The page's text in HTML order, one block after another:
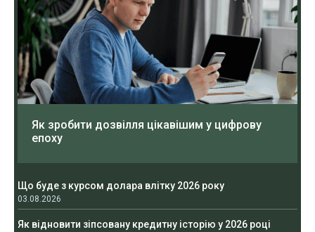
Як зробити дозвілля цікавішим у цифрову
епоху
Що буде з курсом долара влітку 2026 року
03.08.2026
Як відновити зіпсовану кредитну історію у 2026 році